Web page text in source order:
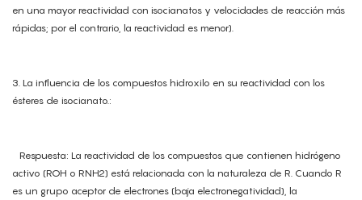
en una mayor reactividad con isocianatos y velocidades de reacción más
rápidas; por el contrario, la reactividad es menor).
3. La influencia de los compuestos hidroxilo en su reactividad con los
ésteres de isocianato.:
Respuesta: La reactividad de los compuestos que contienen hidrógeno
activo (ROH o RNH2) está relacionada con la naturaleza de R. Cuando R
es un grupo aceptor de electrones (baja electronegatividad), la